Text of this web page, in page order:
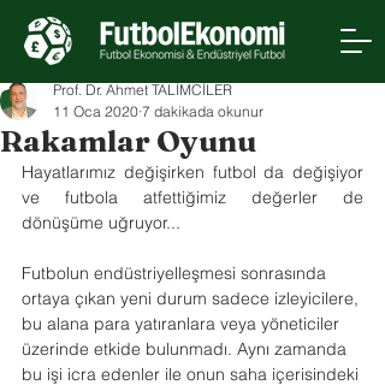
Rakamlar Oyunu
Prof. Dr. Ahmet TALİMCİLER
11 Oca 2020 7 dakikada okunur
Hayatlarımız değişirken futbol da değişiyor
ve futbola atfettiğimiz değerler de
dönüşüme uğruyor...
Futbolun endüstriyelleşmesi sonrasında
ortaya çıkan yeni durum sadece izleyicilere,
bu alana para yatıranlara veya yöneticiler
üzerinde etkide bulunmadı. Aynı zamanda
bu işi icra edenler ile onun saha içerisindeki